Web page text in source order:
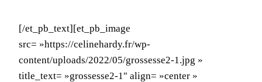
[/et_pb_text][et_pb_image
src= »https://celinehardy.fr/wp-
content/uploads/2022/05/grossesse2-1.jpg »
title_text= »grossesse2-1″ align= »center »